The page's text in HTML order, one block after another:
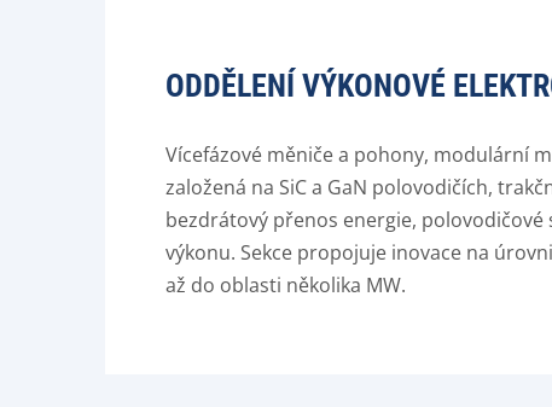
ODDĚLENÍ VÝKONOVÉ
Vícefázové měniče a pohony, modulární
založená na SiC a GaN polovodičích,
bezdrátový přenos energie,
výkonu. Sekce propojuje inovace na
až do oblasti několika MW.